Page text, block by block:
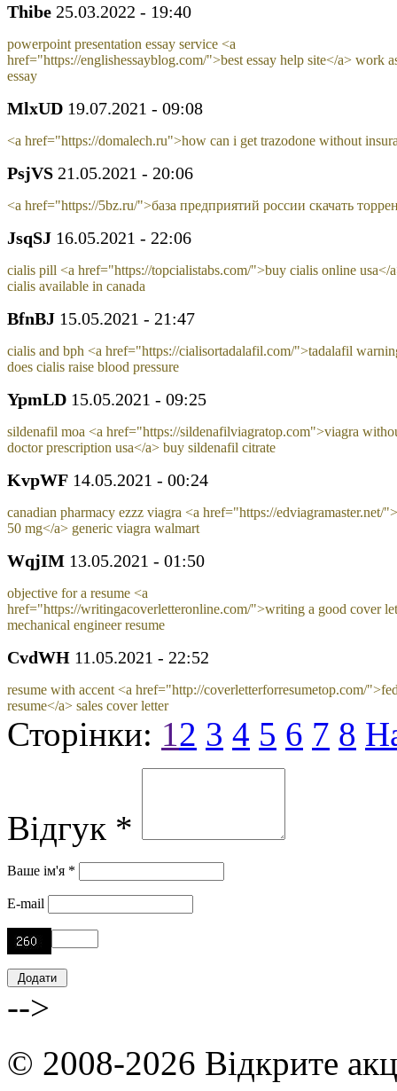
Thibe 25.03.2022 - 19:40
powerpoint presentation essay service <a
href="https://englishessayblog.com/">best essay help site</a> work
essay
MlxUD 19.07.2021 - 09:08
<a href="https://domalech.ru">how can i get trazodone without
PsjVS 21.05.2021 - 20:06
<a href="https://5bz.ru/">база предприятий россии скачать
JsqSJ 16.05.2021 - 22:06
cialis pill <a href="https://topcialistabs.com/">buy cialis online usa</
cialis available in canada
BfnBJ 15.05.2021 - 21:47
cialis and bph <a href="https://cialisortadalafil.com/">tadalafil
does cialis raise blood pressure
YpmLD 15.05.2021 - 09:25
sildenafil moa <a href="https://sildenafilviagratop.com">viagra
doctor prescription usa</a> buy sildenafil citrate
KvpWF 14.05.2021 - 00:24
canadian pharmacy ezzz viagra <a href="https://edviagramaster.net/
50 mg</a> generic viagra walmart
WqjIM 13.05.2021 - 01:50
objective for a resume <a
href="https://writingacoverletteronline.com/">writing a good cover
mechanical engineer resume
CvdWH 11.05.2021 - 22:52
resume with accent <a href="http://coverletterforresumetop.com/
resume</a> sales cover letter
Сторінки: 12 3 4 5 6 7 8
Відгук *
Ваше ім'я *
E-mail
-->
© 2008-2026 Відкрите